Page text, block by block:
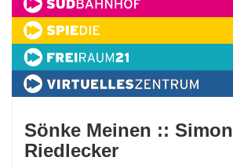
Sönke Meinen :: Simon
Riedlecker